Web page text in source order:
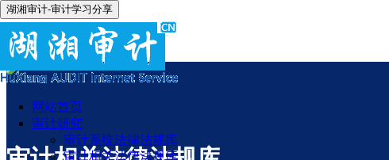
湖湘审计-审计学习分享
网站首页
审计研究
审计系统法律法规库
审计相关法律法规库